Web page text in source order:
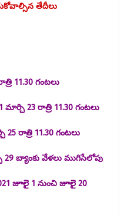
తేదీలు
11.30 గంటలు
మార్చి 23 రాత్రి 11.30 గంటలు
25 రాత్రి 11.30 గంటలు
29 బ్యాంకు వేళలు ముగిసేలోపు
జూలై 1 నుంచి జూలై 20